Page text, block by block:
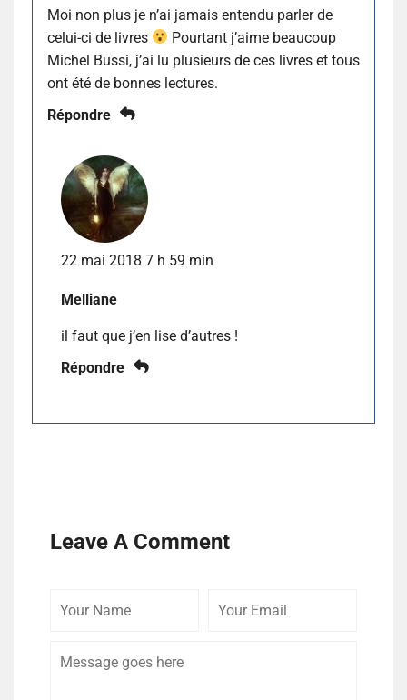
Moi non plus je n’ai jamais entendu parler de
celui-ci de livres
Pourtant j’aime beaucoup
Michel Bussi, j’ai lu plusieurs de ces livres et tous
ont été de bonnes lectures.
Répondre
22 mai 2018 7 h 59 min
Melliane
il faut que j’en lise d’autres !
Répondre
Leave A Comment